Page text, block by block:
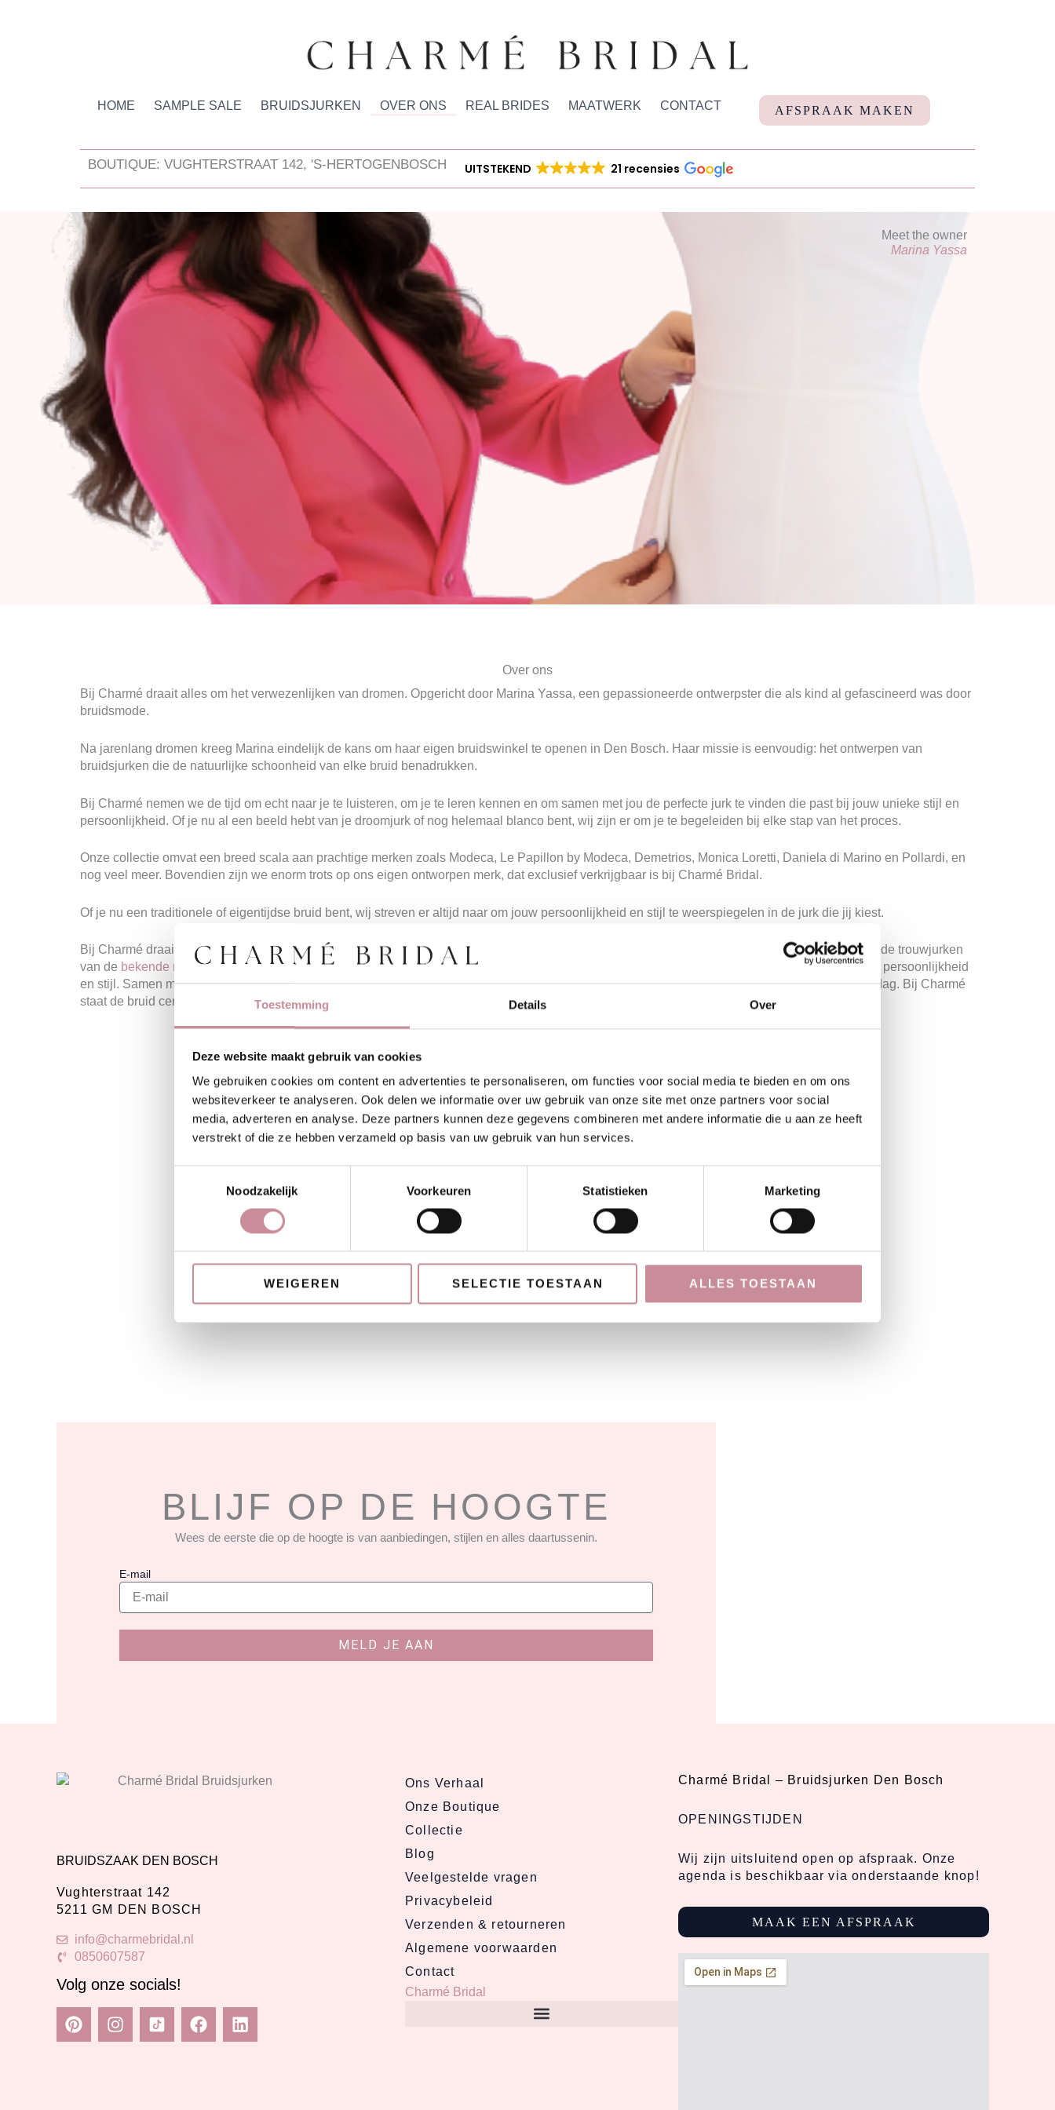
Toestemming Details Over
Deze website maakt gebruik van cookies
We gebruiken cookies om content en advertenties te personaliseren, om functies voor social media te bieden en om ons
websiteverkeer te analyseren. Ook delen we informatie over uw gebruik van onze site met onze partners voor social
media, adverteren en analyse. Deze partners kunnen deze gegevens combineren met andere informatie die u aan ze heeft
verstrekt of die ze hebben verzameld op basis van uw gebruik van hun services.
Noodzakelijk
Voorkeuren Statistieken Marketing
WEIGEREN SELECTIE TOESTAAN ALLES TOESTAAN
HOME SAMPLE SALE BRUIDSJURKEN OVER ONS REAL BRIDES MAATWERK CONTACT AFSPRAAK MAKEN
BOUTIQUE: VUGHTERSTRAAT 142, 'S-HERTOGENBOSCH UITSTEKEND 21 recensies
Meet the owner​
Marina Yassa​
Over ons
Bij Charmé draait alles om het verwezenlijken van dromen. Opgericht door Marina Yassa, een gepassioneerde ontwerpster die als kind al gefascineerd was door
bruidsmode.
Na jarenlang dromen kreeg Marina eindelijk de kans om haar eigen bruidswinkel te openen in Den Bosch. Haar missie is eenvoudig: het ontwerpen van
bruidsjurken die de natuurlijke schoonheid van elke bruid benadrukken.
Bij Charmé nemen we de tijd om echt naar je te luisteren, om je te leren kennen en om samen met jou de perfecte jurk te vinden die past bij jouw unieke stijl en
persoonlijkheid. Of je nu al een beeld hebt van je droomjurk of nog helemaal blanco bent, wij zijn er om je te begeleiden bij elke stap van het proces.
Onze collectie omvat een breed scala aan prachtige merken zoals Modeca, Le Papillon by Modeca, Demetrios, Monica Loretti, Daniela di Marino en Pollardi, en
nog veel meer. Bovendien zijn we enorm trots op ons eigen ontworpen merk, dat exclusief verkrijgbaar is bij Charmé Bridal.
Of je nu een traditionele of eigentijdse bruid bent, wij streven er altijd naar om jouw persoonlijkheid en stijl te weerspiegelen in de jurk die jij kiest.
Bij Charmé draait het niet alleen om verkopen, maar om het creëren van een ervaring die je voor altijd zult koesteren. Of je nu kiest voor een van de trouwjurken
van de bekende merken of voor een uniek ontwerp uit onze eigen Charmé Bridal
collectie, wij staan garant voor een jurk die perfect past bij jouw persoonlijkheid
en stijl. Samen met Marina en ons toegewijde team zorgen we ervoor dat elk detail klopt, zodat je je vol vertrouwen en stralend voelt op je grote dag. Bij Charmé
staat de bruid centraal, en we kijken ernaar uit om samen met jou deze bijzondere reis te maken.
BLIJF OP DE HOOGTE
Wees de eerste die op de hoogte is van aanbiedingen, stijlen en alles daartussenin.
E-mail
MELD JE AAN
BRUIDSZAAK DEN BOSCH
Vughterstraat 142
5211 GM DEN BOSCH
info@charmebridal.nl
0850607587
Volg onze socials!
P
i
I
n
F
a
L
i
Ons Verhaal
Onze Boutique
Collectie
Blog
Veelgestelde vragen
Privacybeleid
Verzenden & retourneren
Algemene voorwaarden
Contact
Charmé Bridal
Charmé Bridal – Bruidsjurken Den Bosch
OPENINGSTIJDEN
Wij zijn uitsluitend open op afspraak. Onze
agenda is beschikbaar via onderstaande knop!
MAAK EEN AFSPRAAK